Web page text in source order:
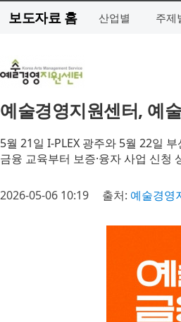
보도자료 홈 산업별 주제
예술경영지원센터, 예
5월 21일 I-PLEX 광주와 5월 22일
금융 교육부터 보증·융자 사업 신청
2026-05-06 10:19 출처: 예술경영